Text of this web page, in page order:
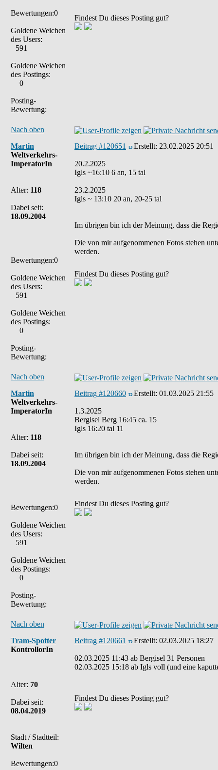
Bewertungen:0
Goldene Weichen
des Users:
591
Goldene Weichen
des Postings:
0
Posting-
Bewertung:
Findest Du dieses Posting gut?
Nach oben
Martin
Weltverkehrs-
ImperatorIn
Alter: 118
Dabei seit:
18.09.2004
Bewertungen:0
Goldene Weichen
des Users:
591
Goldene Weichen
des Postings:
0
Posting-
Bewertung:
Beitrag #120651 Erstellt: 23.02.2025 20:51
20.2.2025
Igls ~16:10 6 an, 15 tal
23.2.2025
Igls ~ 13:10 20 an, 20-25 tal
Im übrigen bin ich der Meinung, dass die
Die von mir aufgenommenen Fotos stehen
werden.
Findest Du dieses Posting gut?
Nach oben
Martin
Weltverkehrs-
ImperatorIn
Alter: 118
Dabei seit:
18.09.2004
Bewertungen:0
Goldene Weichen
des Users:
591
Goldene Weichen
des Postings:
0
Posting-
Bewertung:
Beitrag #120660 Erstellt: 01.03.2025 21:55
1.3.2025
Bergisel Berg 16:45 ca. 15
Igls 16:20 tal 11
Im übrigen bin ich der Meinung, dass die
Die von mir aufgenommenen Fotos stehen
werden.
Findest Du dieses Posting gut?
Nach oben
Tram-Spotter
KontrollorIn
Alter: 70
Dabei seit:
08.04.2019
Stadt / Stadtteil:
Wilten
Bewertungen:0
Beitrag #120661 Erstellt: 02.03.2025 18:27
02.03.2025 11:43 ab Bergisel 31 Personen
02.03.2025 15:18 ab Igls voll (und eine
Findest Du dieses Posting gut?